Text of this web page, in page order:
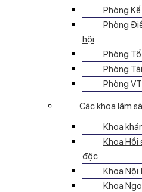
Phòng
Phòng
hội
Phòng
Phòng
Phòng
Các khoa lâm
Khoa
Khoa Hồi
độc
Khoa Nội
Khoa